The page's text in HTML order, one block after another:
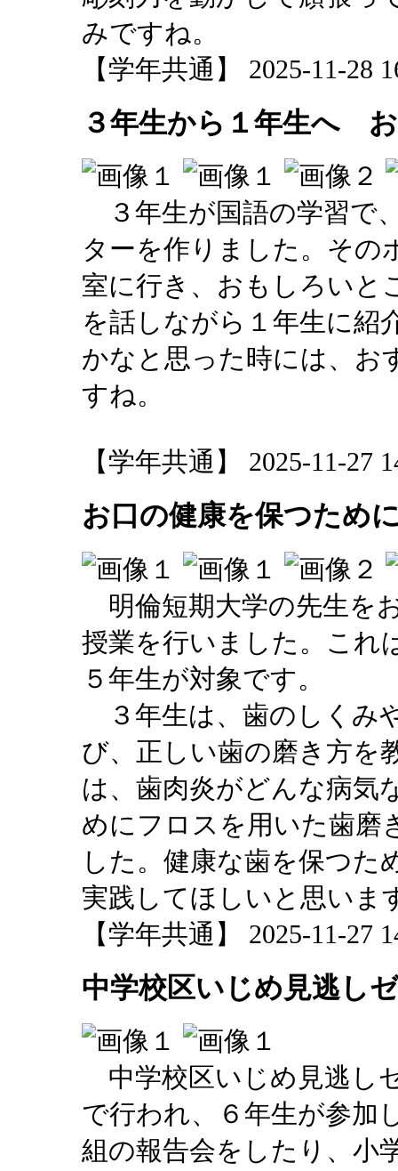
みですね。
【学年共通】 2025-11-28
３年生から１年生へ
３年生が国語の学習で
ターを作りました。その
室に行き、おもしろいと
を話しながら１年生に紹
かなと思った時には、お
すね。
【学年共通】 2025-11-27
お口の健康を保つため
明倫短期大学の先生を
授業を行いました。これ
５年生が対象です。
３年生は、歯のしくみ
び、正しい歯の磨き方を
は、歯肉炎がどんな病気
めにフロスを用いた歯磨
した。健康な歯を保つた
実践してほしいと思いま
【学年共通】 2025-11-27
中学校区いじめ見逃し
中学校区いじめ見逃し
で行われ、６年生が参加
組の報告会をしたり、小